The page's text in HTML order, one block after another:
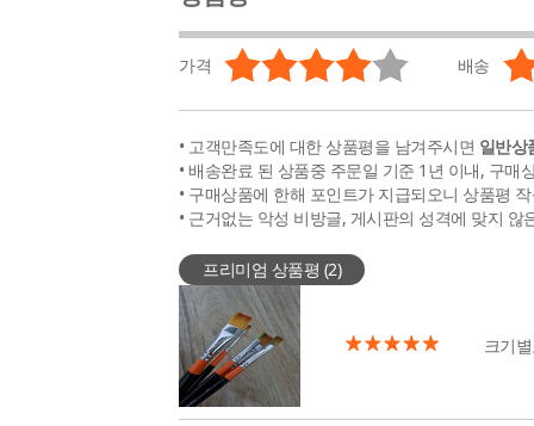
가격 배송
• 고객만족도에 대한 상품평을 남겨주시면 일반상
• 배송완료 된 상품중 주문일 기준 1년 이내, 구매
• 구매상품에 한해 포인트가 지급되오니 상품평
• 근거없는 악성 비방글, 게시판의 성격에 맞지
프리미엄 상품평 (2)
크기